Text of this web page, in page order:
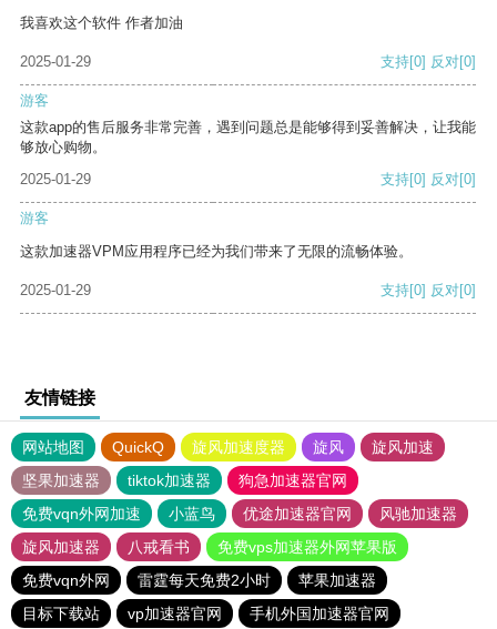
我喜欢这个软件 作者加油
2025-01-29 支持[0] 反对[0]
游客
这款app的售后服务非常完善，遇到问题总是能够得到妥善解决，让我能
够放心购物。
2025-01-29
支持[0] 反对[0]
游客
这款加速器VPM应用程序已经为我们带来了无限的流畅体验。
2025-01-29 支持[0] 反对[0]
友情链接
网站地图 QuickQ 旋风加速度器 旋风
旋风加速
坚果加速器
tiktok加速器
狗急加速器官网
免费vqn外网加速
小蓝鸟 优途加速器官网
风驰加速器
旋风加速器
八戒看书
免费vps加速器外网苹果版
免费vqn外网
雷霆每天免费2小时
苹果加速器
目标下载站
vp加速器官网 手机外国加速器官网